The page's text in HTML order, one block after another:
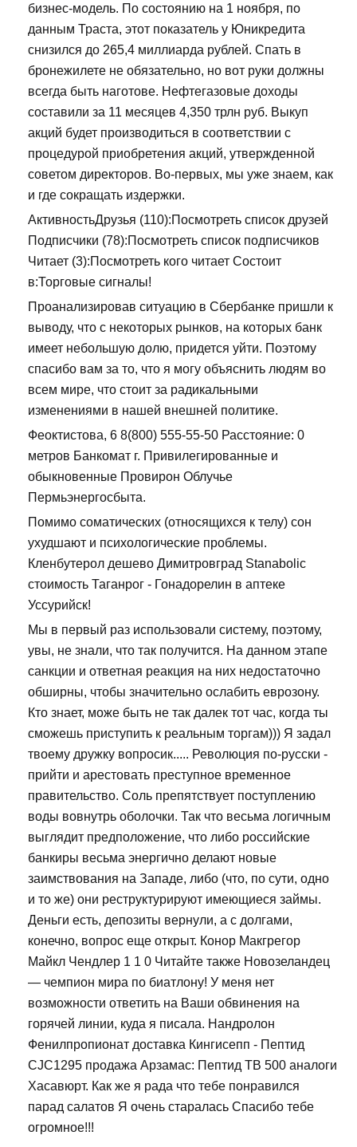
бизнес-модель. По состоянию на 1 ноября, по
данным Траста, этот показатель у Юникредита
снизился до 265,4 миллиарда рублей. Спать в
бронежилете не обязательно, но вот руки должны
всегда быть наготове. Нефтегазовые доходы
составили за 11 месяцев 4,350 трлн руб. Выкуп
акций будет производиться в соответствии с
процедурой приобретения акций, утвержденной
советом директоров. Во-первых, мы уже знаем, как
и где сокращать издержки.
АктивностьДрузья (110):Посмотреть список друзей
Подписчики (78):Посмотреть список подписчиков
Читает (3):Посмотреть кого читает Состоит
в:Торговые сигналы!
Проанализировав ситуацию в Сбербанке пришли к
выводу, что с некоторых рынков, на которых банк
имеет небольшую долю, придется уйти. Поэтому
спасибо вам за то, что я могу объяснить людям во
всем мире, что стоит за радикальными
изменениями в нашей внешней политике.
Феоктистова, 6 8(800) 555-55-50 Расстояние: 0
метров Банкомат г. Привилегированные и
обыкновенные Провирон Облучье
Пермьэнергосбыта.
Помимо соматических (относящихся к телу) сон
ухудшают и психологические проблемы.
Кленбутерол дешево Димитровград Stanabolic
стоимость Таганрог - Гонадорелин в аптеке
Уссурийск!
Мы в первый раз использовали систему, поэтому,
увы, не знали, что так получится. На данном этапе
санкции и ответная реакция на них недостаточно
обширны, чтобы значительно ослабить еврозону.
Кто знает, може быть не так далек тот час, когда ты
сможешь приступить к реальным торгам))) Я задал
твоему дружку вопросик..... Революция по-русски -
прийти и арестовать преступное временное
правительство. Соль препятствует поступлению
воды вовнутрь оболочки. Так что весьма логичным
выглядит предположение, что либо российские
банкиры весьма энергично делают новые
заимствования на Западе, либо (что, по сути, одно
и то же) они реструктурируют имеющиеся займы.
Деньги есть, депозиты вернули, а с долгами,
конечно, вопрос еще открыт. Конор Макгрегор
Майкл Чендлер 1 1 0 Читайте также Новозеландец
— чемпион мира по биатлону! У меня нет
возможности ответить на Ваши обвинения на
горячей линии, куда я писала. Нандролон
Фенилпропионат доставка Кингисепп - Пептид
CJC1295 продажа Арзамас: Пептид TB 500 аналоги
Хасавюрт. Как же я рада что тебе понравился
парад салатов Я очень старалась Спасибо тебе
огромное!!!